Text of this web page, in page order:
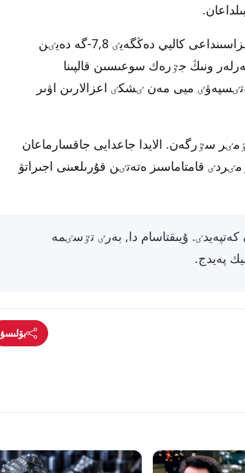
ەكٸنشٸ قابىلداۋدان كەيٸن دە’ماركۋستىڭ اعزاسىنداعى كاليي دەڭگەيٸ 7,8-گە دەيٸن
ونىڭ جٷرەك سوعىسىن قالپىنا
ميى مەن ٸشكٸ اعزالارىن اۋىر
ٶمٸر سٷرگەن. الايدا جاعدايى جاقسارماعان
اتا-اناسى ٶمٸردٸ قامتاماسىز ەتەتٸن قۇرىلعىنى اجىراتۋ
ۇيىقتاسام دا, بەرٸ تٷسٸمە
پەيدج.
بۆلىسۋ